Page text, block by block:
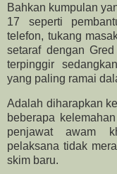
Bahkan kumpulan
17 seperti
telefon, tukang
setaraf dengan
terpinggir
yang paling ramai
Adalah diharapkan
beberapa
penjawat awam
pelaksana tidak
skim baru.